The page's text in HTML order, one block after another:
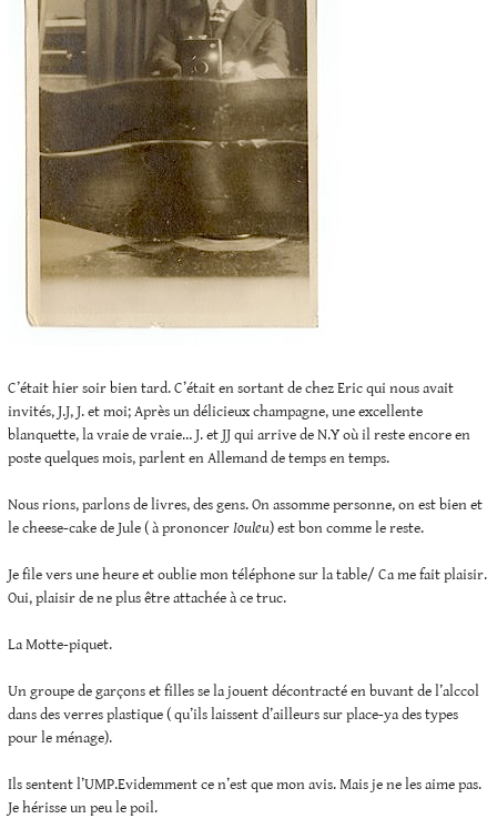
C’était hier soir bien tard. C’était en sortant de chez Eric qui nous avait
invités, J.J, J. et moi; Après un délicieux champagne, une excellente
blanquette, la vraie de vraie… J. et JJ qui arrive de N.Y où il reste encore en
poste quelques mois, parlent en Allemand de temps en temps.
Nous rions, parlons de livres, des gens. On assomme personne, on est bien et
le cheese-cake de Jule ( à prononcerIouleu) est bon comme le reste.
Je file vers une heure et oublie mon téléphone sur la table/ Ca me fait plaisir.
Oui, plaisir de ne plus être attachée à ce truc.
La Motte-piquet.
Un groupe de garçons et filles se la jouent décontracté en buvant de l’alccol
dans des verres plastique ( qu’ils laissent d’ailleurs sur place-ya des types
pour le ménage).
Ils sentent l’UMP.Evidemment ce n’est que mon avis. Mais je ne les aime pas.
Je hérisse un peu le poil.